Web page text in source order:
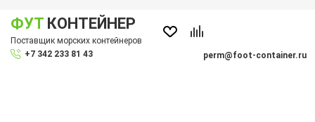
ФУТ КОНТЕЙНЕР
Поставщик морских контейнеров
+7 342 233 81 43
perm@foot-container.ru
меню